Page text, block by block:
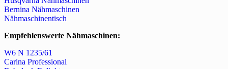
Bernina Nähmaschinen
Nähmaschinentisch
Empfehlenswerte Nähmaschinen:
W6 N 1235/61
Carina Professional